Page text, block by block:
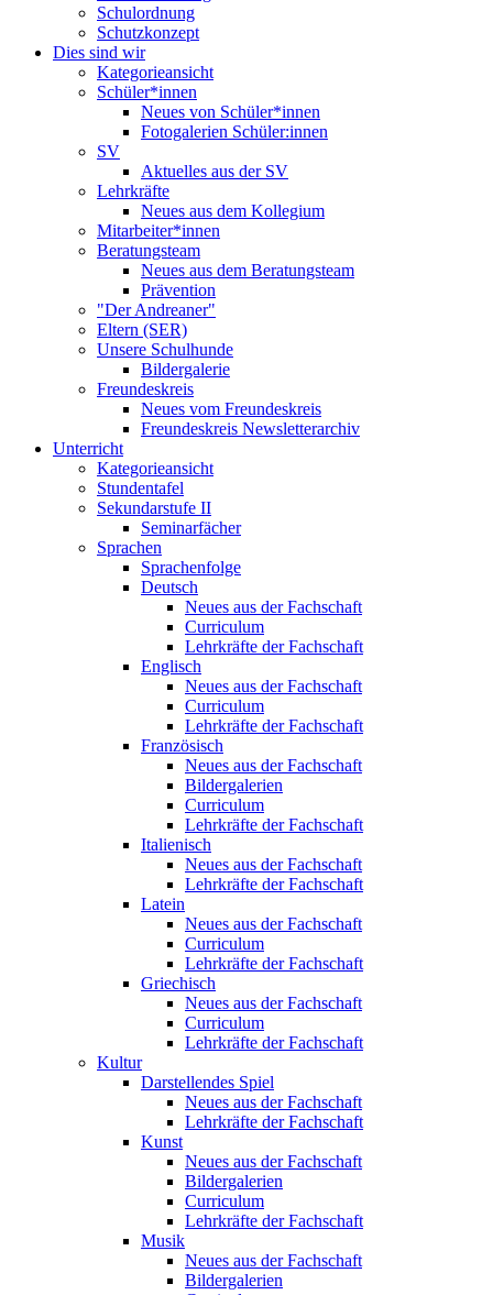
Schulordnung
Schutzkonzept
Dies sind wir
Kategorieansicht
Schüler*innen
Neues von Schüler*innen
Fotogalerien Schüler:innen
SV
Aktuelles aus der SV
Lehrkräfte
Neues aus dem Kollegium
Mitarbeiter*innen
Beratungsteam
Neues aus dem Beratungsteam
Prävention
"Der Andreaner"
Eltern (SER)
Unsere Schulhunde
Bildergalerie
Freundeskreis
Neues vom Freundeskreis
Freundeskreis Newsletterarchiv
Unterricht
Kategorieansicht
Stundentafel
Sekundarstufe II
Seminarfächer
Sprachen
Sprachenfolge
Deutsch
Neues aus der Fachschaft
Curriculum
Lehrkräfte der Fachschaft
Englisch
Neues aus der Fachschaft
Curriculum
Lehrkräfte der Fachschaft
Französisch
Neues aus der Fachschaft
Bildergalerien
Curriculum
Lehrkräfte der Fachschaft
Italienisch
Neues aus der Fachschaft
Lehrkräfte der Fachschaft
Latein
Neues aus der Fachschaft
Curriculum
Lehrkräfte der Fachschaft
Griechisch
Neues aus der Fachschaft
Curriculum
Lehrkräfte der Fachschaft
Kultur
Darstellendes Spiel
Neues aus der Fachschaft
Lehrkräfte der Fachschaft
Kunst
Neues aus der Fachschaft
Bildergalerien
Curriculum
Lehrkräfte der Fachschaft
Musik
Neues aus der Fachschaft
Bildergalerien